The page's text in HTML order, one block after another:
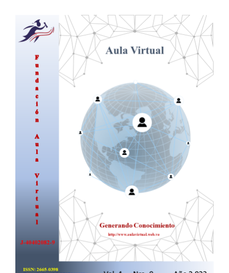
Barra
lateral
del
artículo